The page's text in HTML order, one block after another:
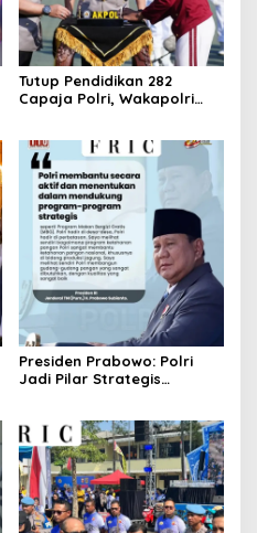
Tutup Pendidikan 282
Capaja Polri, Wakapolri
Presiden Prabowo: Polri
Jadi Pilar Strategis
Pembangunan Nasional